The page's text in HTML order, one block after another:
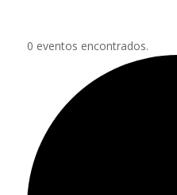
0 eventos encontrados.